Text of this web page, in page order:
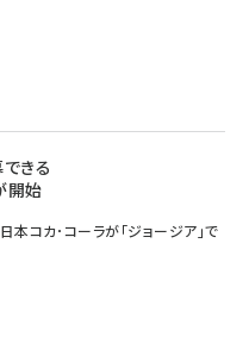
きる
開始
本コカ･コーラが「ジョージア」で